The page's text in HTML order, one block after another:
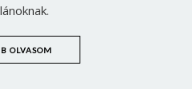
OLVASOM